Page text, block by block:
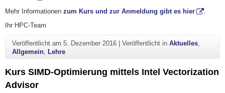
Mehr Informationen zum Kurs und zur Anmeldung gibt es hier
.
Ihr HPC-Team
Veröffentlicht am 5. Dezember 2016| Veröffentlicht in Aktuelles,
Allgemein, Lehre
Kurs SIMD-Optimierung mittels Intel Vectorization
Advisor